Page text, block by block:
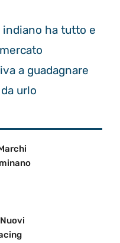
ha tutto e
a guadagnare
urlo